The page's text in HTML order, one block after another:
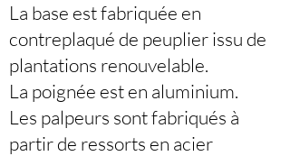
La base est fabriquée en
contreplaqué de peuplier issu de
plantations renouvelable.
La poignée est en aluminium.
Les palpeurs sont fabriqués à
partir de ressorts en acier